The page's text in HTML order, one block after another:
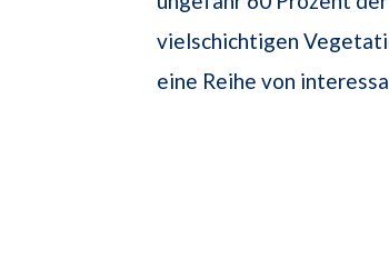
vielschichtigen
eine Reihe von